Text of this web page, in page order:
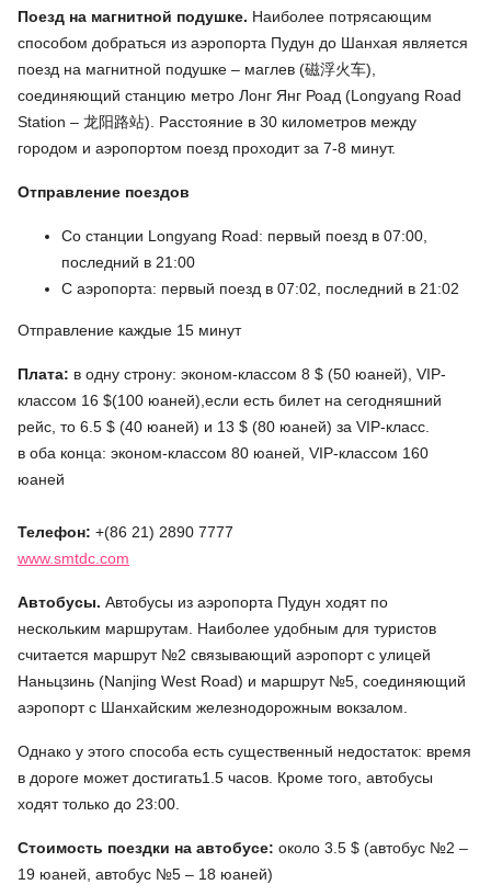
Поезд на магнитной подушке. Наиболее потрясающим
способом добраться из аэропорта Пудун до Шанхая является
поезд на магнитной подушке – маглев (磁浮火车),
соединяющий станцию метро Лонг Янг Роад (Longyang Road
Station – 龙阳路站). Расстояние в 30 километров между
городом и аэропортом поезд проходит за 7-8 минут.
Отправление поездов
Со станции Longyang Road: первый поезд в 07:00,
последний в 21:00
С аэропорта: первый поезд в 07:02, последний в 21:02
Отправление каждые 15 минут
Плата: в одну строну: эконом-классом 8 $ (50 юаней), VIP-
классом 16 $(100 юаней),если есть билет на сегодняшний
рейс, то 6.5 $ (40 юаней) и 13 $ (80 юаней) за VIP-класс.
в оба конца: эконом-классом 80 юаней, VIP-классом 160
юаней
Телефон: +(86 21) 2890 7777
www.smtdc.com
Автобусы. Автобусы из аэропорта Пудун ходят по
нескольким маршрутам. Наиболее удобным для туристов
считается маршрут №2 связывающий аэропорт с улицей
Наньцзинь (Nanjing West Road) и маршрут №5, соединяющий
аэропорт с Шанхайским железнодорожным вокзалом.
Однако у этого способа есть существенный недостаток: время
в дороге может достигать1.5 часов. Кроме того, автобусы
ходят только до 23:00.
Стоимость поездки на автобусе: около 3.5 $ (автобус №2 –
19 юаней, автобус №5 – 18 юаней)